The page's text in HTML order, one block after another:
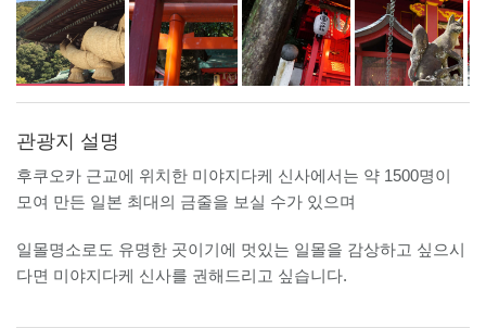
관광지 설명
후쿠오카 근교에 위치한 미야지다케 신사에서는 약 1500명이
모여 만든 일본 최대의 금줄을 보실 수가 있으며
일몰명소로도 유명한 곳이기에 멋있는 일몰을 감상하고 싶으시
다면 미야지다케 신사를 권해드리고 싶습니다.